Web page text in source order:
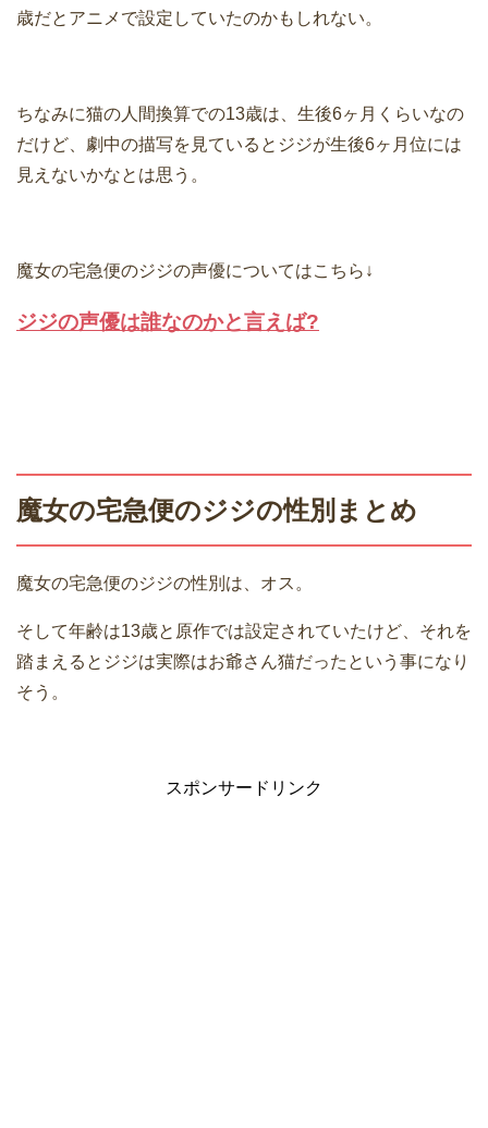
歳だとアニメで設定していたのかもしれない。
ちなみに猫の人間換算での13歳は、生後6ヶ月くらいなの
だけど、劇中の描写を見ているとジジが生後6ヶ月位には
見えないかなとは思う。
魔女の宅急便のジジの声優についてはこちら↓
ジジの声優は誰なのかと言えば?
魔女の宅急便のジジの性別まとめ
魔女の宅急便のジジの性別は、オス。
そして年齢は13歳と原作では設定されていたけど、それを
踏まえるとジジは実際はお爺さん猫だったという事になり
そう。
スポンサードリンク